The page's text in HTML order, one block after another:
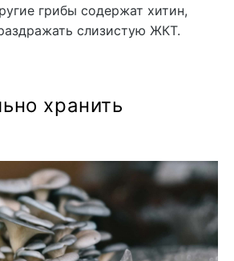
грибы содержат хитин,
слизистую ЖКТ.
хранить